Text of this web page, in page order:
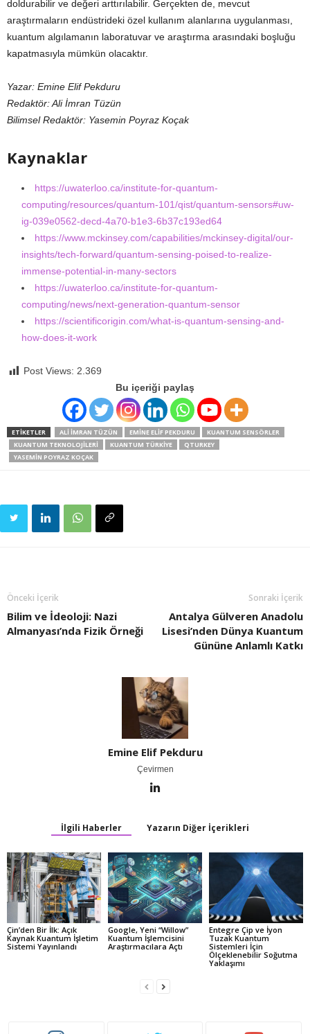
doldurabilir ve değeri arttırılabilir. Gerçekten de, mevcut
araştırmaların endüstrideki özel kullanım alanlarına uygulanması,
kuantum algılamanın laboratuvar ve araştırma arasındaki boşluğu
kapatmasıyla mümkün olacaktır.
Yazar: Emine Elif Pekduru
Redaktör: Ali İmran Tüzün
Bilimsel Redaktör: Yasemin Poyraz Koçak
Kaynaklar
https://uwaterloo.ca/institute-for-quantum-
computing/resources/quantum-101/qist/quantum-sensors#uw-
ig-039e0562-decd-4a70-b1e3-6b37c193ed64
https://www.mckinsey.com/capabilities/mckinsey-digital/our-
insights/tech-forward/quantum-sensing-poised-to-realize-
immense-potential-in-many-sectors
https://uwaterloo.ca/institute-for-quantum-
computing/news/next-generation-quantum-sensor
https://scientificorigin.com/what-is-quantum-sensing-and-
how-does-it-work
Post Views: 2.369
Bu içeriği paylaş
ETIKETLER ALI IMRAN TÜZÜN EMINE ELIF PEKDURU
KUANTUM SENSÖRLER
KUANTUM TEKNOLOJILERI
KUANTUM TÜRKIYE
QTURKEY
YASEMIN POYRAZ KOÇAK
Önceki İçerik
Bilim ve İdeoloji: Nazi
Almanyası’nda Fizik Örneği
Sonraki İçerik
Antalya Gülveren Anadolu
Lisesi’nden Dünya Kuantum
Gününe Anlamlı Katkı
Emine Elif Pekduru
Çevirmen
İlgili Haberler Yazarın Diğer İçerikleri
Çin’den Bir İlk: Açık
Kaynak Kuantum İşletim
Sistemi Yayınlandı
Google, Yeni “Willow”
Kuantum İşlemcisini
Araştırmacılara Açtı
Entegre Çip ve İyon
Tuzak Kuantum
Sistemleri İçin
Ölçeklenebilir Soğutma
Yaklaşımı